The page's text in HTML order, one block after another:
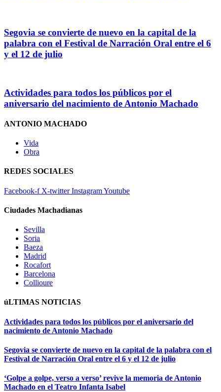
Segovia se convierte de nuevo en la capital de la
palabra con el Festival de Narración Oral entre el 6
y el 12 de julio
Actividades para todos los públicos por el
aniversario del nacimiento de Antonio Machado
ANTONIO MACHADO
Vida
Obra
REDES SOCIALES
Facebook-f X-twitter InstagramYoutube
Ciudades Machadianas
Sevilla
Soria
Baeza
Madrid
Rocafort
Barcelona
Collioure
úLTIMAS NOTICIAS
Actividades para todos los públicos por el aniversario del
nacimiento de Antonio Machado
Segovia se convierte de nuevo en la capital de la palabra con el
Festival de Narración Oral entre el 6 y el 12 de julio
‘Golpe a golpe, verso a verso’ revive la memoria de Antonio
Machado en el Teatro Infanta Isabel